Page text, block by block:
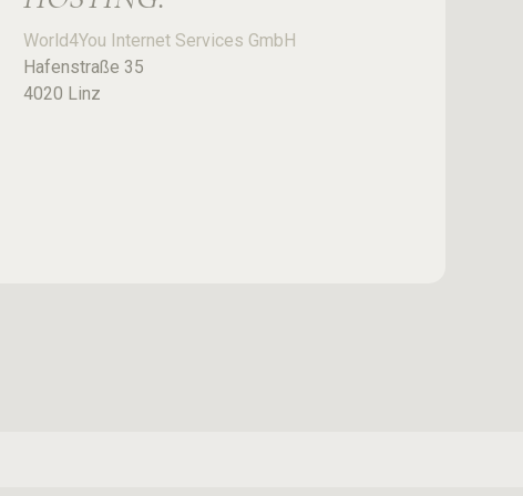
World4You Internet Services GmbH
Hafenstraße 35
4020 Linz